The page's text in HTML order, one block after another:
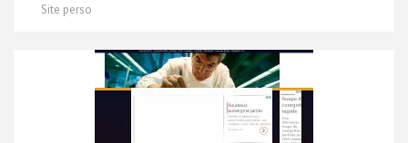
Site perso